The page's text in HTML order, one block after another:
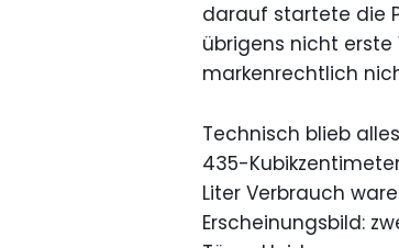
darauf startete die
übrigens nicht
markenrechtlich
Technisch blieb
435-
Liter Verbrauch
Erscheinungsbild: